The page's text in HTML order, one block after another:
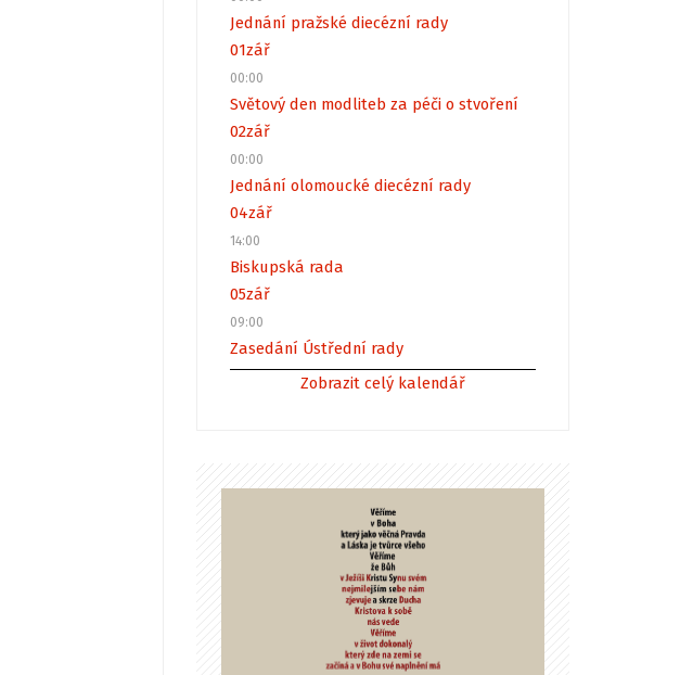
Jednání pražské diecézní rady
01zář
00:00
Světový den modliteb za péči o stvoření
02zář
00:00
Jednání olomoucké diecézní rady
04zář
14:00
Biskupská rada
05zář
09:00
Zasedání Ústřední rady
Zobrazit celý kalendář